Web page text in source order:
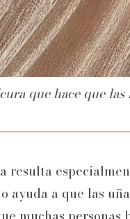
que hace que
resulta
ayuda a que las